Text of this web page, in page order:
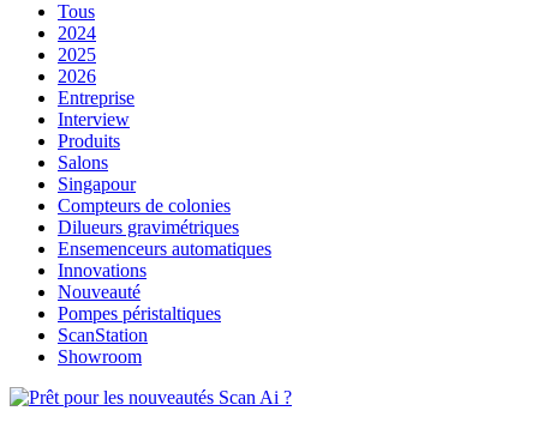
Tous
2024
2025
2026
Entreprise
Interview
Produits
Salons
Singapour
Compteurs de colonies
Dilueurs gravimétriques
Ensemenceurs automatiques
Innovations
Nouveauté
Pompes péristaltiques
ScanStation
Showroom